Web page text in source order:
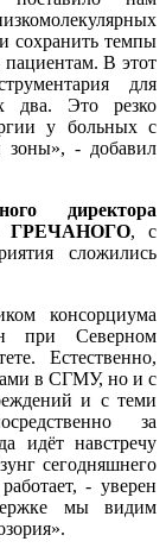
сохранить темпы
В этот
для
два. Это резко
у больных с
зоны», - добавил
директора
ГРЕЧАНОГО, с
сложились
консорциума
при Северном
Естественно,
в СГМУ, но и с
и с теми
за
идёт навстречу
сегодняшнего
- уверен
мы видим